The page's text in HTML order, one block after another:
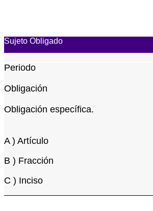
Sujeto Obligado
Periodo
Obligación
Obligación específica.
A ) Artículo
B ) Fracción
C ) Inciso